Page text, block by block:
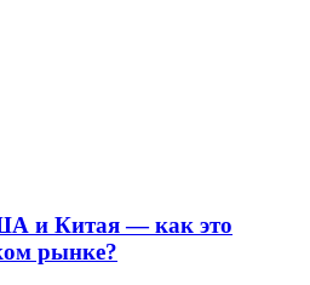
и Китая — как это
рынке?